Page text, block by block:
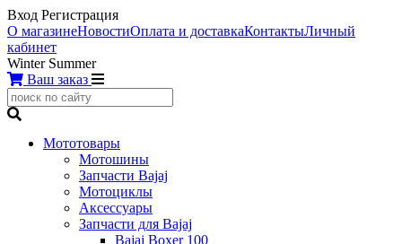
Вход Регистрация
О магазинеНовостиОплата и доставкаКонтактыЛичный
кабинет
Winter Summer
Ваш заказ
Мототовары
Мотошины
Запчасти Bajaj
Мотоциклы
Аксессуары
Запчасти для Bajaj
Bajaj Boxer 100